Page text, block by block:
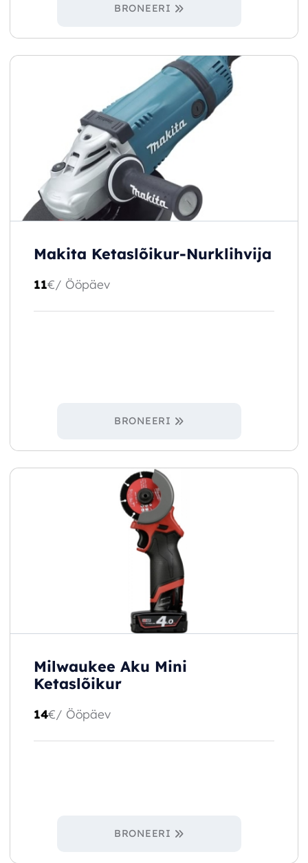
BRONEERI
Makita Ketaslõikur-Nurklihvija
11€/ Ööpäev
BRONEERI
Milwaukee Aku Mini
Ketaslõikur
14€/ Ööpäev
BRONEERI